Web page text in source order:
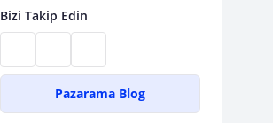
Bizi Takip Edin
Pazarama Blog